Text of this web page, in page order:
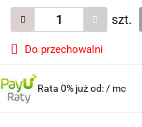
szt.
Do przechowalni
Rata 0% już od:/ mc